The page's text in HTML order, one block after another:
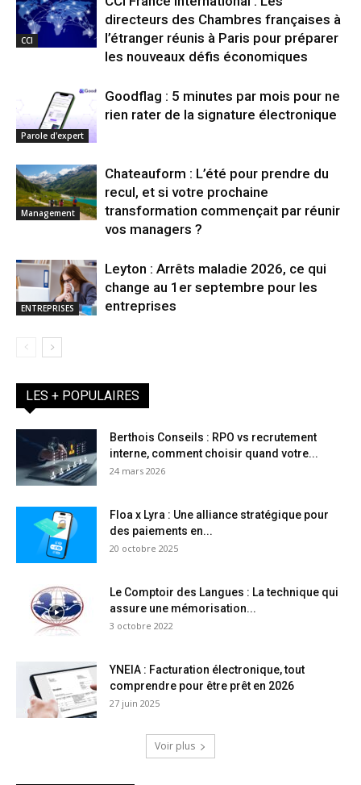
CCI
directeurs des Chambres françaises à
l’étranger réunis à Paris pour préparer
les nouveaux défis économiques
Parole d'expert
Goodflag : 5 minutes par mois pour ne
rien rater de la signature électronique
Management
Chateauform : L’été pour prendre du
recul, et si votre prochaine
transformation commençait par réunir
vos managers ?
ENTREPRISES
Leyton : Arrêts maladie 2026, ce qui
change au 1er septembre pour les
entreprises
LES + POPULAIRES
Berthois Conseils : RPO vs recrutement
interne, comment choisir quand votre...
24 mars 2026
Floa x Lyra : Une alliance stratégique pour
des paiements en...
20 octobre 2025
Le Comptoir des Langues : La technique qui
assure une mémorisation...
3 octobre 2022
YNEIA : Facturation électronique, tout
comprendre pour être prêt en 2026
27 juin 2025
Voir plus